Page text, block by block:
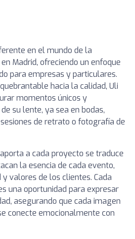
en el mundo de la
Madrid, ofreciendo un enfoque
para empresas y particulares.
hacia la calidad, Uli
momentos únicos y
su lente, ya sea en bodas,
de retrato o fotografía de
a cada proyecto se traduce
la esencia de cada evento,
valores de los clientes. Cada
una oportunidad para expresar
asegurando que cada imagen
conecte emocionalmente con